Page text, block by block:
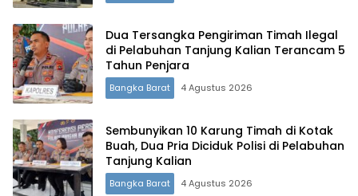
Dua Tersangka Pengiriman Timah Ilegal
di Pelabuhan Tanjung Kalian Terancam 5
Tahun Penjara
Bangka Barat 4 Agustus 2026
Sembunyikan 10 Karung Timah di Kotak
Buah, Dua Pria Diciduk Polisi di Pelabuhan
Tanjung Kalian
Bangka Barat 4 Agustus 2026